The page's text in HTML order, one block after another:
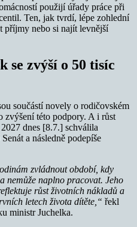
použijí úřady práce při
Ten, jak tvrdí, lépe zohlední
příjmy nebo si najít levnější
se zvýší o 50 tisíc
součástí novely o rodičovském
této podpory. A i růst
dnes [8.7.] schválila
a následně podepíše
zvládnout období, kdy
nemůže naplno pracovat. Jeho
růst životních nákladů a
letech života dítěte,“ řekl
ministr Juchelka.